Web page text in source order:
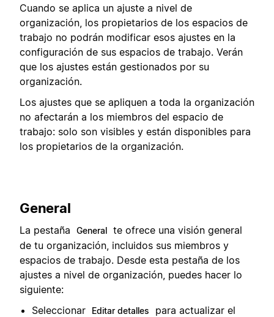
Cuando se aplica un ajuste a nivel de
organización, los propietarios de los espacios de
trabajo no podrán modificar esos ajustes en la
configuración de sus espacios de trabajo. Verán
que los ajustes están gestionados por su
organización.
Los ajustes que se apliquen a toda la organización
no afectarán a los miembros del espacio de
trabajo: solo son visibles y están disponibles para
los propietarios de la organización.
General
La pestaña General te ofrece una visión general
de tu organización, incluidos sus miembros y
espacios de trabajo. Desde esta pestaña de los
ajustes a nivel de organización, puedes hacer lo
siguiente:
Seleccionar
Editar detalles para actualizar el